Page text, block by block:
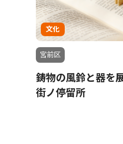
文化
宮前区
鋳物の風鈴と器を
街ノ停留所